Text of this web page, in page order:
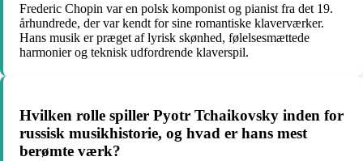
Frederic Chopin var en polsk komponist og pianist fra det 19.
århundrede, der var kendt for sine romantiske klaverværker.
Hans musik er præget af lyrisk skønhed, følelsesmættede
harmonier og teknisk udfordrende klaverspil.
Hvilken rolle spiller Pyotr Tchaikovsky inden for
russisk musikhistorie, og hvad er hans mest
berømte værk?